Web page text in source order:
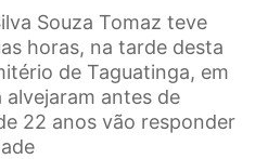
Souza Tomaz teve
horas, na tarde desta
de Taguatinga, em
alvejaram antes de
22 anos vão responder